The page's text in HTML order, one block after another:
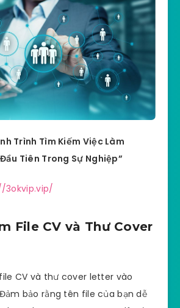
Trình Tìm Kiếm Việc Làm
Tiên Trong Sự Nghiệp”
3okvip.vip/
File CV và Thư Cover
CV và thư cover letter vào
bảo rằng tên file của bạn dễ